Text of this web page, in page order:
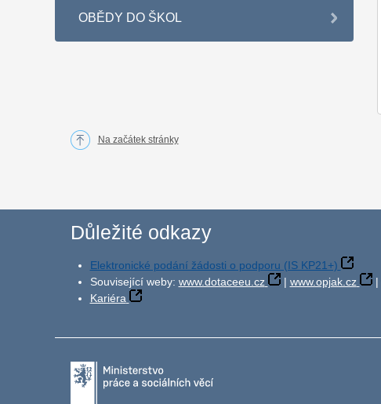
OBĚDY DO ŠKOL
Na začátek stránky
Důležité odkazy
Elektronické podání žádosti o podporu (IS KP21+)
Související weby: www.dotaceeu.cz | www.opjak.cz |
Kariéra